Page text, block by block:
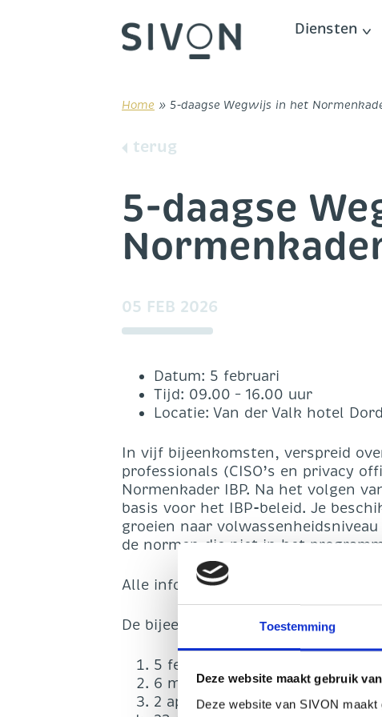
Toestemming
Deze website maakt gebruik
Deze website van SIVON
Diensten
Home » 5-daagse Wegwijs in het
terug
5-daagse
05 FEB 2026
Datum: 5 februari
Tijd: 09.00 – 16.00 uur
Locatie: Van der Valk hotel
In vijf bijeenkomsten, verspreid
professionals (CISO’s en privacy
Normenkader IBP. Na het volgen
basis voor het IBP-beleid. Je
groeien naar
de normen die niet in het
Alle informatie over het programma
De bijeenkomsten in Dordrecht
5 februari
6 maart 2026
2 april 2026